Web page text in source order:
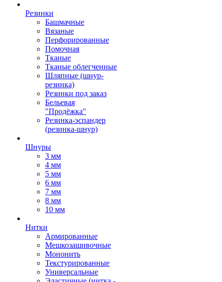
Резинки
Башмачные
Вязаные
Перфорированные
Помочная
Тканые
Тканые облегченные
Шляпные (шнур-
резинка)
Резинки под заказ
Бельевая
"Продёжка"
Резинка-эспандер
(резинка-шнур)
Шнуры
3 мм
4 мм
5 мм
6 мм
7 мм
8 мм
10 мм
Нитки
Армированные
Мешкозашивочные
Мононить
Текстурированные
Универсальные